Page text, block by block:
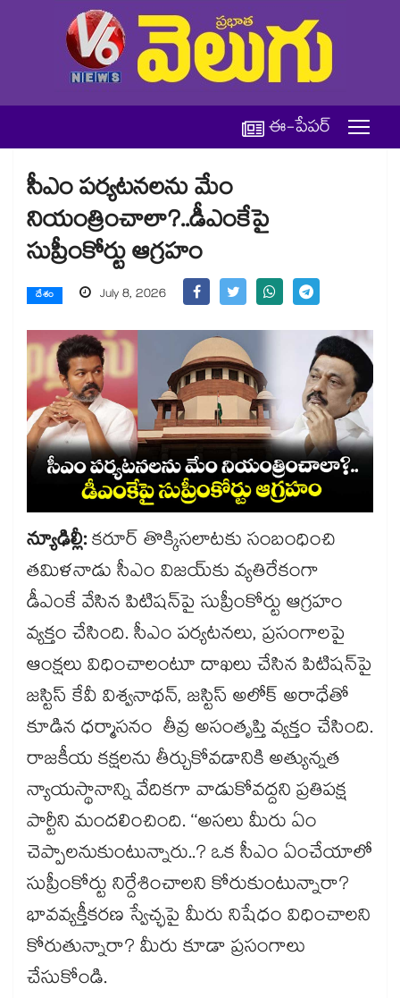
ఈ-పేపర్
సీఎం పర్యటనలను మేం
నియంత్రించాలా?..డీఎంకేపై
సుప్రీంకోర్టు ఆగ్రహం
దేశం July 8, 2026
న్యూఢిల్లీ:కరూర్ తొక్కిసలాటకు సంబంధించి
తమిళనాడు సీఎం విజయ్‌‌కు వ్యతిరేకంగా
డీఎంకే వేసిన పిటిషన్‌‌పై సుప్రీంకోర్టు ఆగ్రహం
వ్యక్తం చేసింది. సీఎం పర్యటనలు, ప్రసంగాలపై
ఆంక్షలు విధించాలంటూ దాఖలు చేసిన పిటిషన్‌‌పై
జస్టిస్ కేవీ విశ్వనాథన్, జస్టిస్ అలోక్ అరాధేతో
కూడిన ధర్మాసనం తీవ్ర అసంతృప్తి వ్యక్తం చేసింది.
రాజకీయ కక్షలను తీర్చుకోవడానికి అత్యున్నత
న్యాయస్థానాన్ని వేదికగా వాడుకోవద్దని ప్రతిపక్ష
పార్టీని మందలించింది. ‘‘అసలు మీరు ఏం
చెప్పాలనుకుంటున్నారు..? ఒక సీఎం ఏంచేయాలో
సుప్రీంకోర్టు నిర్దేశించాలని కోరుకుంటున్నారా?
భావవ్యక్తీకరణ స్వేచ్ఛపై మీరు నిషేధం విధించాలని
కోరుతున్నారా? మీరు కూడా ప్రసంగాలు
చేసుకోండి.